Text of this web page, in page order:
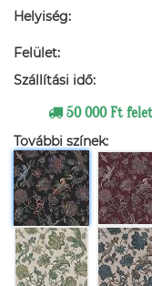
Helyiség:
Felület:
Szállítási idő:
50 000 Ft felett
További színek: